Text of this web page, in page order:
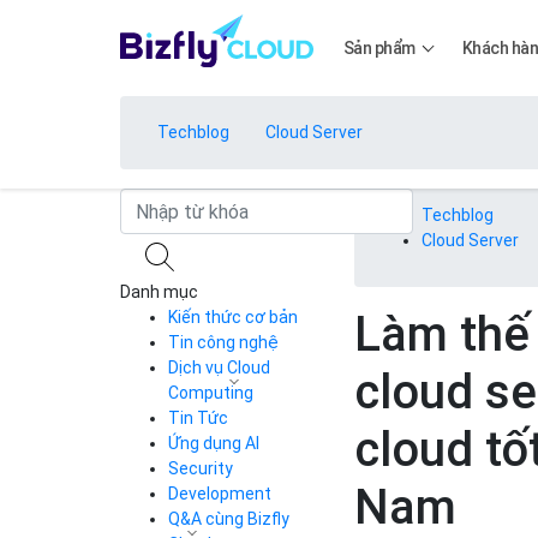
Sản phẩm
Bảng giá
Bảng giá
Khách
Techblog Cloud Server
Techblog
Cloud Server
Làm
cloud
cloud
Nam
Danh mục
Kiến thức cơ bản
Tin công nghệ
Dịch vụ Cloud
Computing
Cloud Server
CDN
Load Balancer
Auto Scaling
Container Registry
Tin Tức
Ứng dụng AI
Security
Development
Q&A cùng Bizfly